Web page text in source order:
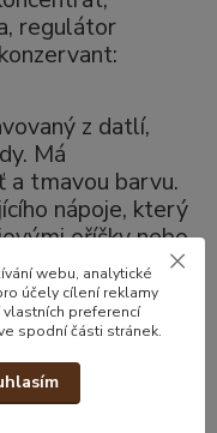
regulátor
z datlí,
Má
a tmavou barvu.
nápoje, který
oříšky nebo
webu, analytické
účely cílení reklamy
preferencí
spodní části stránek.